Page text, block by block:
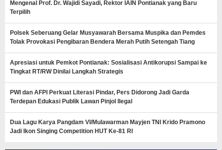
Mengenal Prof. Dr. Wajidi Sayadi, Rektor IAIN Pontianak yang Baru
Terpilih
Polsek Seberuang Gelar Musyawarah Bersama Muspika dan Pemdes
Tolak Provokasi Pengibaran Bendera Merah Putih Setengah Tiang
Apresiasi untuk Pemkot Pontianak: Sosialisasi Antikorupsi Sampai ke
Tingkat RT/RW Dinilai Langkah Strategis
PWI dan AFPI Perkuat Literasi Pindar, Pers Didorong Jadi Garda
Terdepan Edukasi Publik Lawan Pinjol Ilegal
Dua Lagu Karya Pangdam VI/Mulawarman Mayjen TNI Krido Pramono
Jadi Ikon Singing Competition HUT Ke-81 RI